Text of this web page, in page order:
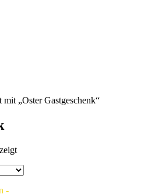
„Oster Gastgeschenk“
Nach
sortiert